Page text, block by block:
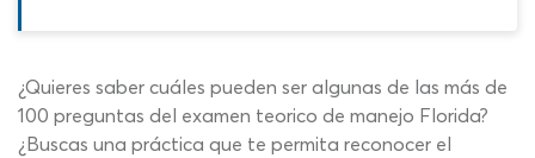
¿Quieres saber cuáles pueden ser algunas de las más de
100 preguntas del examen teorico de manejo Florida?
¿Buscas una práctica que te permita reconocer el